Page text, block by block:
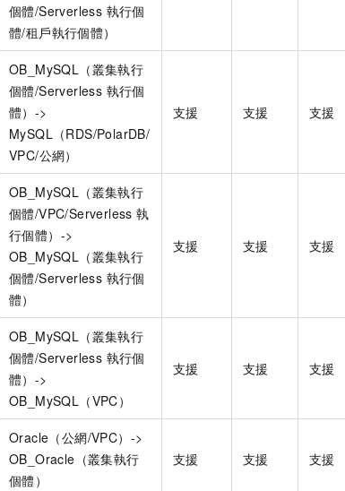
個體/Serverless 執行個
體/租戶執行個體）
OB_MySQL（叢集執行
個體/Serverless 執行個
體）->
MySQL（RDS/PolarDB/
VPC/公網）
支援 支援 支援
OB_MySQL（叢集執行
個體/VPC/Serverless 執
行個體）->
OB_MySQL（叢集執行
個體/Serverless 執行個
體）
支援 支援 支援
OB_MySQL（叢集執行
個體/Serverless 執行個
體）->
OB_MySQL（VPC）
支援 支援 支援
Oracle（公網/VPC）->
OB_Oracle（叢集執行
個體）
支援 支援 支援